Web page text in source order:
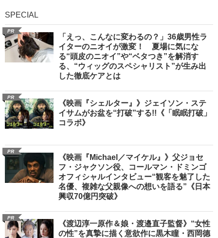
SPECIAL
PR
「えっ、こんなに変わるの？」36歳男性ラ
イターのニオイが激変！ 夏場に気にな
る“頭皮のニオイ”や“ベタつき”を解消す
る、“ウィッグのスペシャリスト”が生み出
した徹底ケアとは
PR
《映画『シェルター』》ジェイソン・ステ
イサムがお盆を“打破”する!!《「眠眠打破」
コラボ》
PR
《映画『Michael／マイケル』》父ジョセ
フ・ジャクソン役、コールマン・ドミンゴ
オフィシャルインタビュー“観客を魅了した
名優、複雑な父親像への想いを語る”《日本
興収70億円突破》
PR
《渡辺淳一原作＆娘・渡邉直子監督》“女性
の性”を真摯に描く意欲作に黒木瞳・西岡德